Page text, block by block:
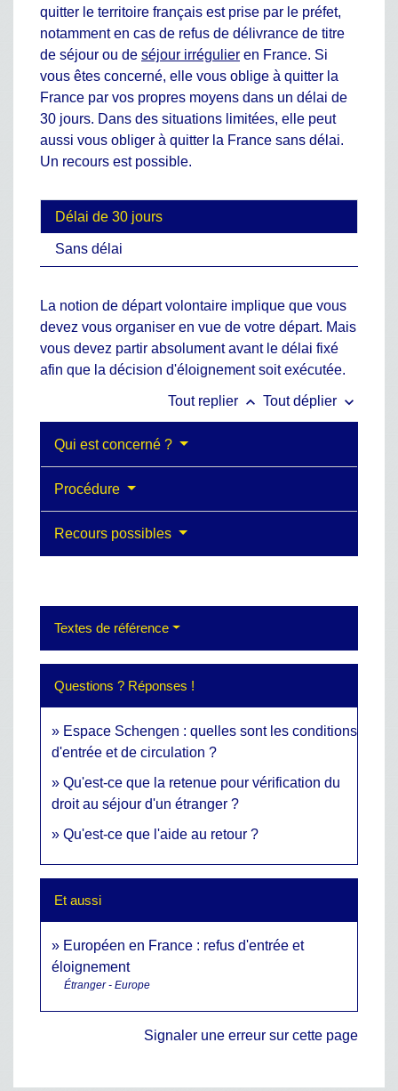
quitter le territoire français est prise par le préfet,
notamment en cas de refus de délivrance de titre
de séjour ou de séjour irrégulier en France. Si
vous êtes concerné, elle vous oblige à quitter la
France par vos propres moyens dans un délai de
30 jours. Dans des situations limitées, elle peut
aussi vous obliger à quitter la France sans délai.
Un recours est possible.
Délai de 30 jours
Sans délai
La notion de départ volontaire implique que vous
devez vous organiser en vue de votre départ. Mais
vous devez partir absolument avant le délai fixé
afin que la décision d'éloignement soit exécutée.
Tout replier keyboard_arrow_up Tout déplier keyboard_arrow_down
Qui est concerné ?
Procédure
Recours possibles
Textes de référence
Questions ? Réponses !
Espace Schengen : quelles sont les conditions
d'entrée et de circulation ?
Qu'est-ce que la retenue pour vérification du
droit au séjour d'un étranger ?
Qu'est-ce que l'aide au retour ?
Et aussi
Européen en France : refus d'entrée et
éloignement
Étranger - Europe
Signaler une erreur sur cette page